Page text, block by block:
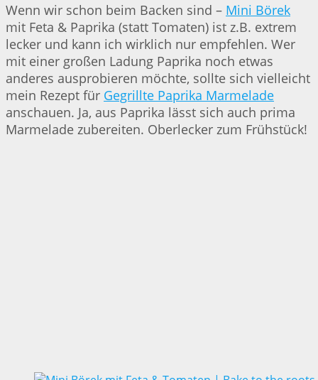
Wenn wir schon beim Backen sind – Mini Börek
mit Feta & Paprika (statt Tomaten) ist z.B. extrem
lecker und kann ich wirklich nur empfehlen. Wer
mit einer großen Ladung Paprika noch etwas
anderes ausprobieren möchte, sollte sich vielleicht
mein Rezept für Gegrillte Paprika Marmelade
anschauen. Ja, aus Paprika lässt sich auch prima
Marmelade zubereiten. Oberlecker zum Frühstück!